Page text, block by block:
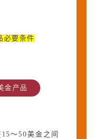
必要条件
金产品
～50美金之间